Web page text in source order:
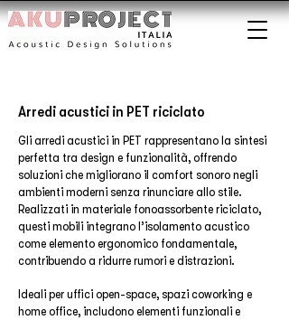
Arredi acustici in PET riciclato
Gli arredi acustici in PET rappresentano la sintesi
perfetta tra design e funzionalità, offrendo
soluzioni che migliorano il comfort sonoro negli
ambienti moderni senza rinunciare allo stile.
Realizzati in materiale fonoassorbente riciclato,
questi mobili integrano l’isolamento acustico
come elemento ergonomico fondamentale,
contribuendo a ridurre rumori e distrazioni.
Ideali per uffici open-space, spazi coworking e
home office, includono elementi funzionali e